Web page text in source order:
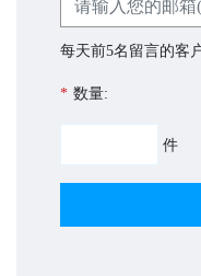
每天前5名留言的客
* 数量:
件